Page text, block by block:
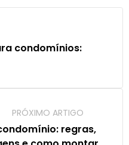
condomínios:
PRÓXIMO ARTIGO
regras,